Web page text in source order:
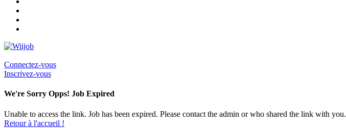
Connectez-vous
Inscrivez-vous
We're Sorry Opps! Job Expired
Unable to access the link. Job has been expired. Please contact the admin or who shared the link with you.
Retour à l'accueil !